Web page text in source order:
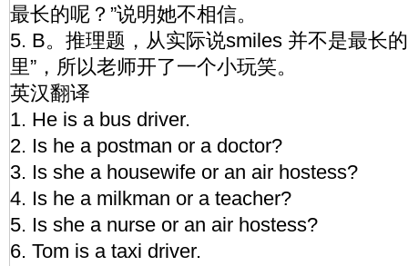
最长的呢？”说明她不相信。
5. B。推理题，从实际说smiles 并不是最长
里”，所以老师开了一个小玩笑。
英汉翻译
1. He is a bus driver.
2. Is he a postman or a doctor?
3. Is she a housewife or an air hostess?
4. Is he a milkman or a teacher?
5. Is she a nurse or an air hostess?
6. Tom is a taxi driver.